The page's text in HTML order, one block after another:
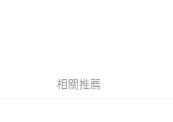
相關推薦